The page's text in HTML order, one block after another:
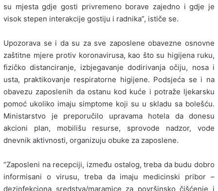
su mjesta gdje gosti privremeno borave zajedno i gdje je
visok stepen interakcije gostiju i radnika”, ističe se.
Upozorava se i da su za sve zaposlene obavezne osnovne
zaštitne mjere protiv koronavirusa, kao što su higijena ruku,
fizičko distanciranje, izbjegavanje dodirivanja očiju, nosa i
usta, praktikovanje respiratorne higijene. Podsjeća se i na
obavezu zaposlenih da ostanu kod kuće i potraže ljekarsku
pomoć ukoliko imaju simptome koji su u skladu sa bolešću.
Ministarstvo je preporučilo upravama hotela da donesu
akcioni plan, mobilišu resurse, sprovode nadzor, vode
dnevnik aktivnosti, organizuju obuke za zaposlene.
“Zaposleni na recepciji, između ostalog, treba da budu dobro
informisani o virusu, treba da imaju medicinski pribor –
dezinfekciona sredstva/maramice za površinsko čišćenje i